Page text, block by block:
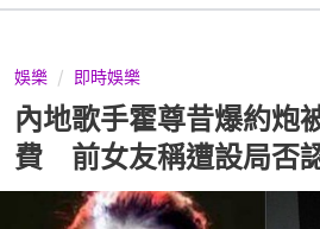
娛樂 即時娛樂
內地歌手霍尊昔爆約炮
費 前女友稱遭設局否